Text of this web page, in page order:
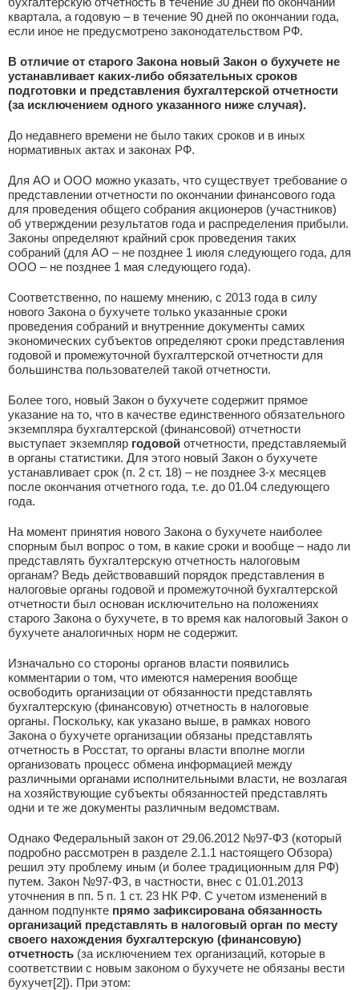
квартала, а годовую – в течение 90 дней по окончании года,
если иное не предусмотрено законодательством РФ.
В отличие от старого Закона новый Закон о бухучете не
устанавливает каких-либо обязательных сроков
подготовки и представления бухгалтерской отчетности
(за исключением одного указанного ниже случая).
До недавнего времени не было таких сроков и в иных
нормативных актах и законах РФ.
Для АО и ООО можно указать, что существует требование о
представлении отчетности по окончании финансового года
для проведения общего собрания акционеров (участников)
об утверждении результатов года и распределения прибыли.
Законы определяют крайний срок проведения таких
собраний (для АО – не позднее 1 июля следующего года, для
ООО – не позднее 1 мая следующего года).
Соответственно, по нашему мнению, с 2013 года в силу
нового Закона о бухучете только указанные сроки
проведения собраний и внутренние документы самих
экономических субъектов определяют сроки представления
годовой и промежуточной бухгалтерской отчетности для
большинства пользователей такой отчетности.
Более того, новый Закон о бухучете содержит прямое
указание на то, что в качестве единственного обязательного
экземпляра бухгалтерской (финансовой) отчетности
выступает экземпляр годовой отчетности, представляемый
в органы статистики. Для этого новый Закон о бухучете
устанавливает срок (п. 2 ст. 18) – не позднее 3-х месяцев
после окончания отчетного года, т.е. до 01.04 следующего
года.
На момент принятия нового Закона о бухучете наиболее
спорным был вопрос о том, в какие сроки и вообще – надо ли
представлять бухгалтерскую отчетность налоговым
органам? Ведь действовавший порядок представления в
налоговые органы годовой и промежуточной бухгалтерской
отчетности был основан исключительно на положениях
старого Закона о бухучете, в то время как налоговый Закон о
бухучете аналогичных норм не содержит.
Изначально со стороны органов власти появились
комментарии о том, что имеются намерения вообще
освободить организации от обязанности представлять
бухгалтерскую (финансовую) отчетность в налоговые
органы. Поскольку, как указано выше, в рамках нового
Закона о бухучете организации обязаны представлять
отчетность в Росстат, то органы власти вполне могли
организовать процесс обмена информацией между
различными органами исполнительными власти, не возлагая
на хозяйствующие субъекты обязанностей представлять
одни и те же документы различным ведомствам.
Однако Федеральный закон от 29.06.2012 №97-ФЗ (который
подробно рассмотрен в разделе 2.1.1 настоящего Обзора)
решил эту проблему иным (и более традиционным для РФ)
путем. Закон №97-ФЗ, в частности, внес с 01.01.2013
уточнения в пп. 5 п. 1 ст. 23 НК РФ. С учетом изменений в
данном подпункте прямо зафиксирована обязанность
организаций представлять в налоговый орган по месту
своего нахождения бухгалтерскую (финансовую)
отчетность (за исключением тех организаций, которые в
соответствии с новым законом о бухучете не обязаны вести
бухучет[2]). При этом: